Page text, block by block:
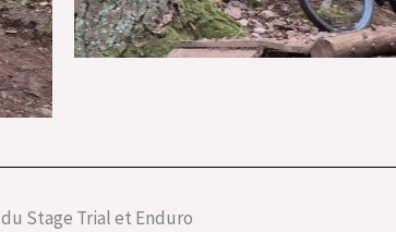
Stage Trial et Enduro